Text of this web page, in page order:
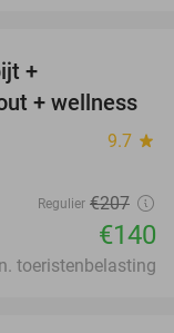
+
+ wellness
9.7 star
Regulier €207
€140
toeristenbelasting